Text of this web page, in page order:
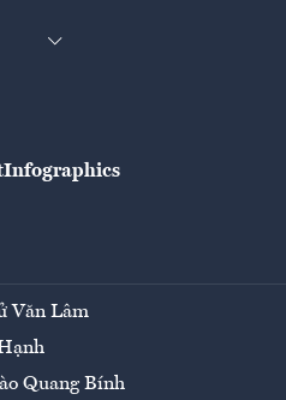
Infographics
Văn Lâm
Quang Bính